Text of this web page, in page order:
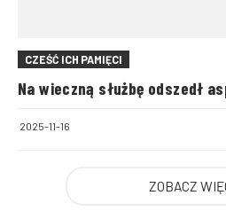
CZEŚĆ ICH PAMIĘCI
Na wieczną służbę odszedł
2025-11-16
ZOBACZ